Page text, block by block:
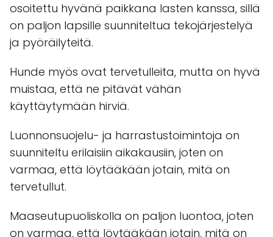
osoitettu hyvänä paikkana lasten kanssa, sillä
on paljon lapsille suunniteltua tekojärjestelyä
ja pyöräilyteitä.
Hunde myös ovat tervetulleita, mutta on hyvä
muistaa, että ne pitävät vähän
käyttäytymään hirviä.
Luonnonsuojelu- ja harrastustoimintoja on
suunniteltu erilaisiin aikakausiin, joten on
varmaa, että löytääkään jotain, mitä on
tervetullut.
Maaseutupuoliskolla on paljon luontoa, joten
on varmaa, että löytääkään jotain, mitä on